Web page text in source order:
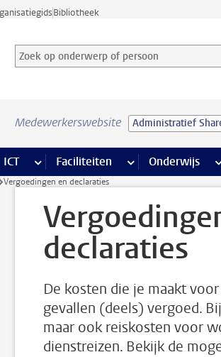
Bibliotheek
Zoek op onderwerp of persoon en selecteer
Zoekterm
Medewerkerswebsite Administratief
Financiën pagina’s
ICT meer ICT pagina’s
Faciliteiten meer Faciliteiten
Onderwijs
Vergoedingen en declaraties
declaraties
De kosten die je maakt
gevallen (deels) vergoed.
maar ook reiskosten voor
dienstreizen. Bekijk de